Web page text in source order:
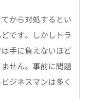
から対処するとい
です。しかしトラ
手に負えないほど
せん。事前に問題
ジネスマンは多く